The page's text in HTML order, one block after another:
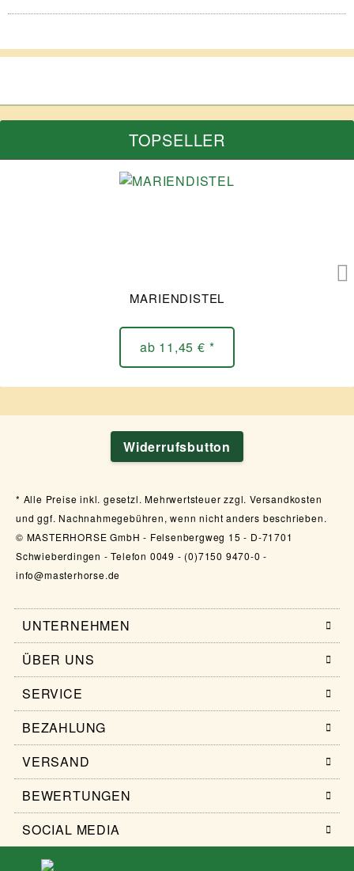
TOPSELLER
MARIENDISTEL
ab 11,45 € *
Widerrufsbutton
Alle Preise inkl. gesetzl. Mehrwertsteuer zzgl. Versandkosten
und ggf. Nachnahmegebühren, wenn nicht anders beschrieben.
© MASTERHORSE GmbH - Felsenbergweg 15 - D-71701
Schwieberdingen - Telefon 0049 - (0)7150 9470-0 -
info@masterhorse.de
UNTERNEHMEN
ÜBER UNS
SERVICE
BEZAHLUNG
VERSAND
BEWERTUNGEN
SOCIAL MEDIA